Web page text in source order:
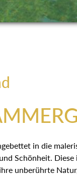
in die
Schönheit.
unberührte